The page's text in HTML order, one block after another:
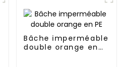
Bâche imperméable
double orange en